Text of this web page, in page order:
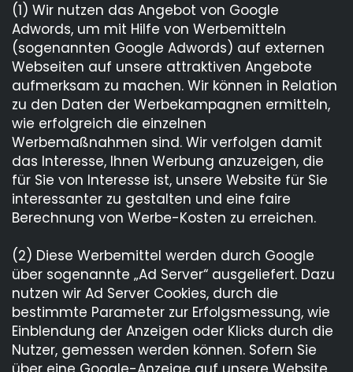
(1) Wir nutzen das Angebot von Google
Adwords, um mit Hilfe von Werbemitteln
(sogenannten Google Adwords) auf externen
Webseiten auf unsere attraktiven Angebote
aufmerksam zu machen. Wir können in Relation
zu den Daten der Werbekampagnen ermitteln,
wie erfolgreich die einzelnen
Werbemaßnahmen sind. Wir verfolgen damit
das Interesse, Ihnen Werbung anzuzeigen, die
für Sie von Interesse ist, unsere Website für Sie
interessanter zu gestalten und eine faire
Berechnung von Werbe-Kosten zu erreichen.
(2) Diese Werbemittel werden durch Google
über sogenannte „Ad Server“ ausgeliefert. Dazu
nutzen wir Ad Server Cookies, durch die
bestimmte Parameter zur Erfolgsmessung, wie
Einblendung der Anzeigen oder Klicks durch die
Nutzer, gemessen werden können. Sofern Sie